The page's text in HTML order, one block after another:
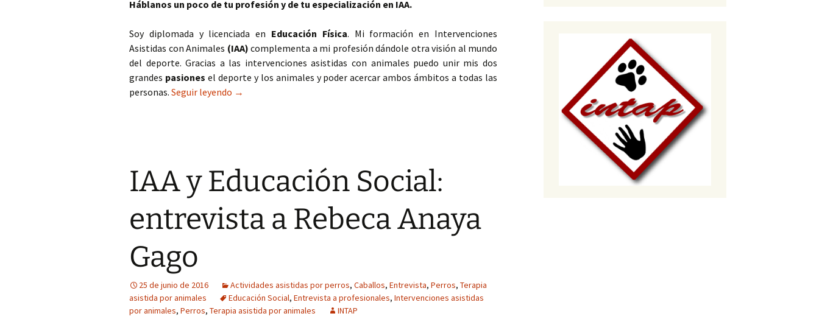
Háblanos un poco de tu profesión y de tu especialización en IAA.
Soy diplomada y licenciada en Educación Física. Mi formación en Intervenciones
Asistidas con Animales (IAA) complementa a mi profesión dándole otra visión al mundo
del deporte. Gracias a las intervenciones asistidas con animales puedo unir mis dos
grandes pasiones el deporte y los animales y poder acercar ambos ámbitos a todas las
personas. Seguir leyendo IAA y Educación Física: entrevista a Pilar Mª Espinosa Martín.
→
IAA y Educación Social:
entrevista a Rebeca Anaya
Gago
25 de junio de 2016 Actividades asistidas por perros, Caballos, Entrevista, Perros, Terapia
asistida por animales
Educación Social, Entrevista a profesionales, Intervenciones asistidas
por animales, Perros, Terapia asistida por animales INTAP